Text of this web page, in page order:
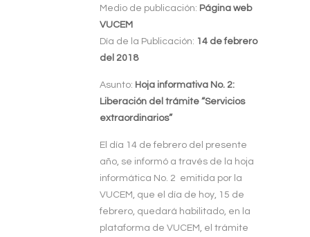
Medio de publicación: Página web
VUCEM
Día de la Publicación: 14 de febrero
del 2018
Asunto: Hoja informativa No. 2:
Liberación del trámite “Servicios
extraordinarios”
El día 14 de febrero del presente
año, se informó a través de la hoja
informática No. 2 emitida por la
VUCEM, que el día de hoy, 15 de
febrero, quedará habilitado, en la
plataforma de VUCEM, el trámite